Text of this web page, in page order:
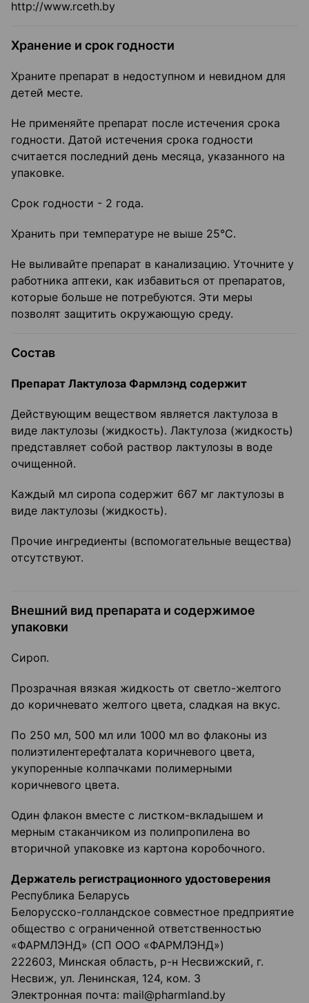
http://www.rceth.by
Хранение и срок годности
Храните препарат в недоступном и невидном для
детей месте.
Не применяйте препарат после истечения срока
годности. Датой истечения срока годности
считается последний день месяца, указанного на
упаковке.
Срок годности - 2 года.
Хранить при температуре не выше 25°С.
Не выливайте препарат в канализацию. Уточните у
работника аптеки, как избавиться от препаратов,
которые больше не потребуются. Эти меры
позволят защитить окружающую среду.
Состав
Препарат Лактулоза Фармлэнд содержит
Действующим веществом является лактулоза в
виде лактулозы (жидкость). Лактулоза (жидкость)
представляет собой раствор лактулозы в воде
очищенной.
Каждый мл сиропа содержит 667 мг лактулозы в
виде лактулозы (жидкость).
Прочие ингредиенты (вспомогательные вещества)
отсутствуют.
Внешний вид препарата и содержимое
упаковки
Сироп.
Прозрачная вязкая жидкость от светло-желтого
до коричневато желтого цвета, сладкая на вкус.
По 250 мл, 500 мл или 1000 мл во флаконы из
полиэтилентерефталата коричневого цвета,
укупоренные колпачками полимерными
коричневого цвета.
Один флакон вместе с листком-вкладышем и
мерным стаканчиком из полипропилена во
вторичной упаковке из картона коробочного.
Держатель регистрационного удостоверения
Республика Беларусь
Белорусско-голландское совместное предприятие
общество с ограниченной ответственностью
«ФАРМЛЭНД» (СП ООО «ФАРМЛЭНД»)
222603, Минская область, р-н Несвижский, г.
Несвиж, ул. Ленинская, 124, ком. 3
Электронная почта: mail@pharmland.by